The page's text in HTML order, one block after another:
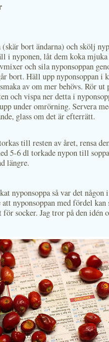
bort ändarna) och skölj
i nyponen, låt dem koka
och sila nyponsoppan
bort. Häll upp nyponsoppan i
av om mer behövs. Rör
och vispa ner detta i
under omrörning. Servera
glass om det är efterrätt.
till resten av året, rensa
5-6 dl torkade nypon till
längre.
nyponsoppa så var det någon i
nyponsoppan med fördel kan
socker. Jag tror på den idén